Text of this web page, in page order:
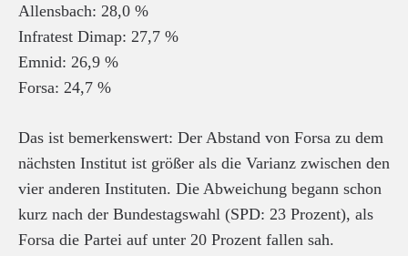
Allensbach: 28,0 %
Infratest Dimap: 27,7 %
Emnid: 26,9 %
Forsa: 24,7 %
Das ist bemerkenswert: Der Abstand von Forsa zu dem
nächsten Institut ist größer als die Varianz zwischen den
vier anderen Instituten. Die Abweichung begann schon
kurz nach der Bundestagswahl (SPD: 23 Prozent), als
Forsa die Partei auf unter 20 Prozent fallen sah.